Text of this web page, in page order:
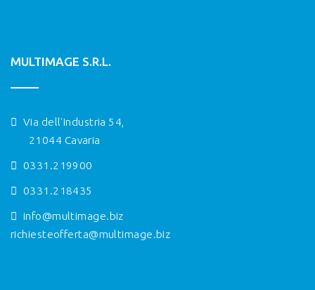
MULTIMAGE S.R.L.
Via dell'Industria 54,
21044 Cavaria
0331.219900
0331.218435
info@multimage.biz
richiesteofferta@multimage.biz